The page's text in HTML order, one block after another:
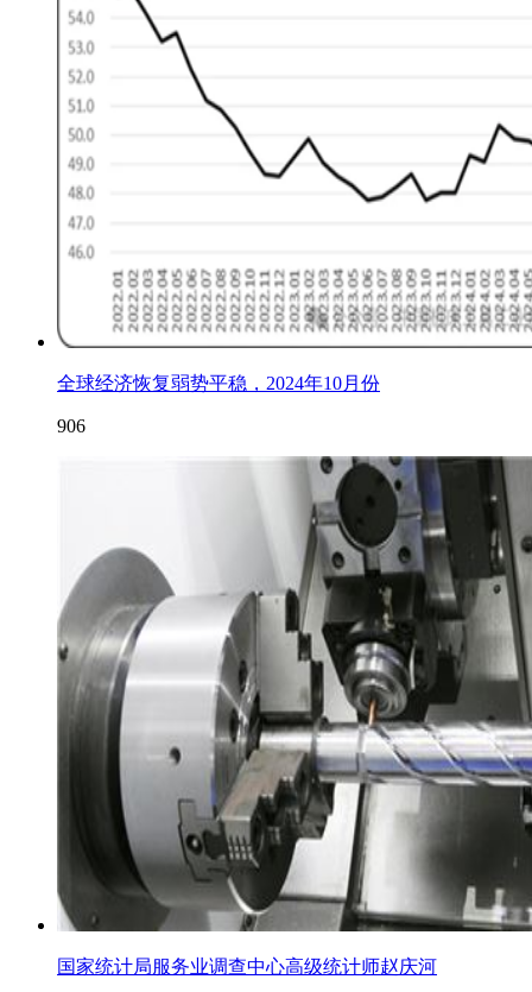
全球经济恢复弱势平稳，2024年10月份
906
国家统计局服务业调查中心高级统计师赵庆河